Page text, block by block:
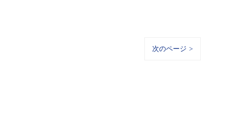
次のページ >